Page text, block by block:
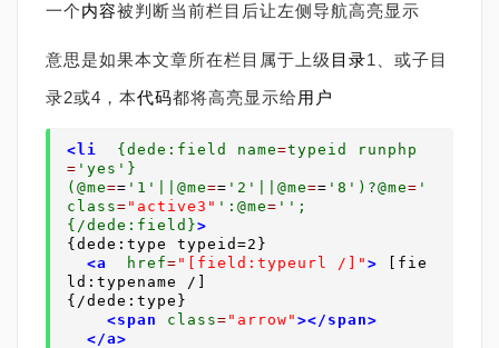
一个内容被判断当前栏目后让左侧导航高亮显示
意思是如果本文章所在栏目属于上级 目录1、或子目
录2或4，本代码都将高亮显示给 用户
<li {dede:field name=typeid run php
= 'yes'}
(@me== '1'||@me== '2'||@me== '8')?@me= '
class= "active3" ':@me= '';
{/dede:field}>
{dede:type typeid=2}
<a
href= "[field:typeurl /]" > [fie
ld:typename /]
{/dede:type}
<span
class= "arrow" ></span>
</a>